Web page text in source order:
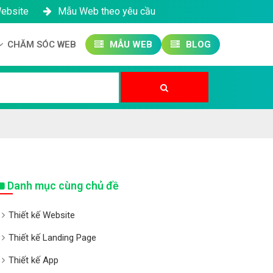
Mẫu Web theo yêu cầu
CHĂM SÓC WEB MẪU WEB BLOG
Danh mục cùng chủ đề
Thiết kế Website
Thiết kế Landing Page
Thiết kế App